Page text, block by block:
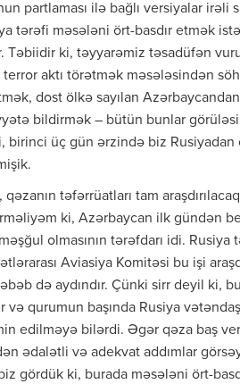
partlaması ilə bağlı versiyalar irəli
tərəfi məsələni ört-basdır etmək
Təbiidir ki, təyyarəmiz təsadüfən
aktı törətmək məsələsindən
dost ölkə sayılan
bildirmək – bütün bunlar
birinci üç gün ərzində biz
qəzanın təfərrüatları tam
ki, Azərbaycan ilk gündən
olmasının tərəfdarı idi.
Aviasiya Komitəsi bu işi
də aydındır. Çünki sirr deyil ki,
və qurumun başında Rusiya
edilməyə bilərdi. Əgər qəza baş
ədalətli və adekvat addımlar
gördük ki, burada məsələni ört-